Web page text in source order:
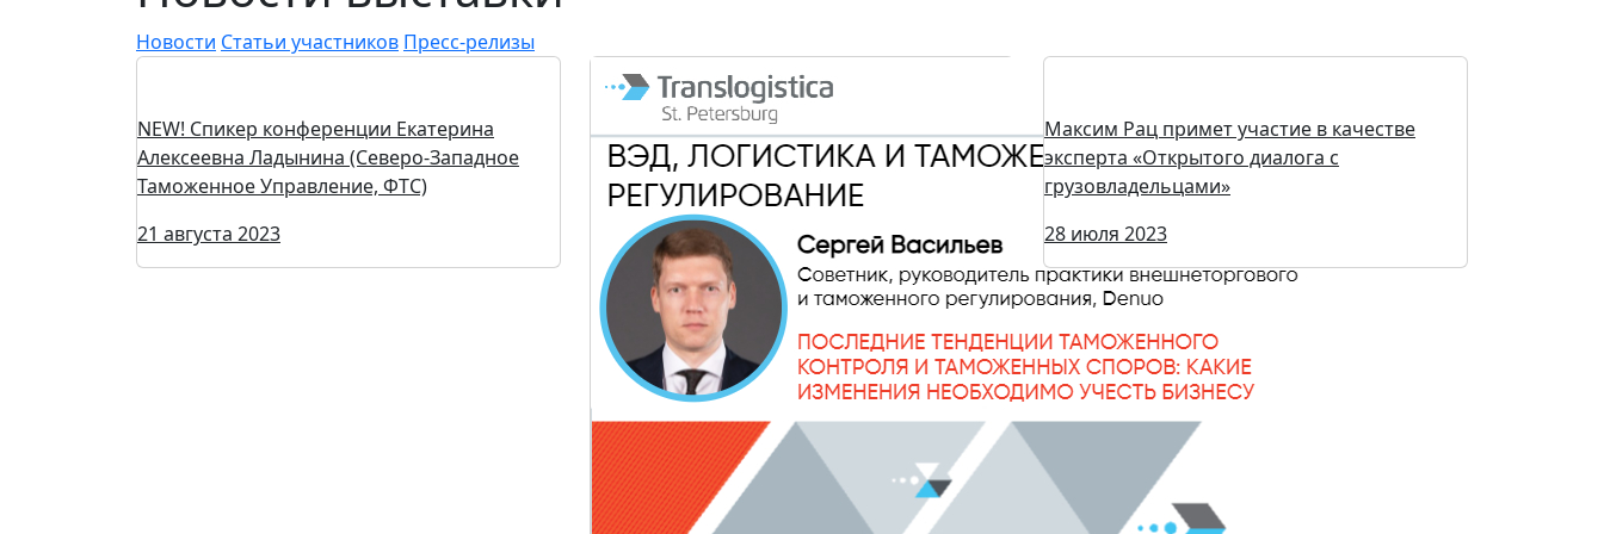
Новости Статьи участников Пресс-релизы
NEW! Спикер конференции Екатерина
Алексеевна Ладынина (Северо-Западное
Таможенное Управление, ФТС)
21 августа 2023
Максим Рац примет участие в качестве
эксперта «Открытого диалога с
грузовладельцами»
28 июля 2023